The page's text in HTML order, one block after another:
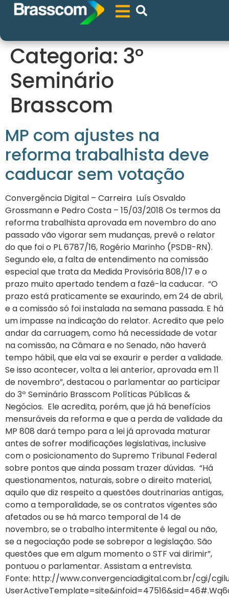
Categoria: 3º
Seminário
Brasscom
MP com ajustes na
reforma trabalhista deve
caducar sem votação
Convergência Digital – Carreira Luís Osvaldo
Grossmann e Pedro Costa – 15/03/2018 Os termos da
reforma trabalhista aprovada em novembro do ano
passado vão vigorar sem mudanças, prevê o relator
do que foi o PL 6787/16, Rogério Marinho (PSDB-RN).
Segundo ele, a falta de entendimento na comissão
especial que trata da Medida Provisória 808/17 e o
prazo muito apertado tendem a fazê-la caducar. “O
prazo está praticamente se exaurindo, em 24 de abril,
e a comissão só foi instalada na semana passada. E há
um impasse na indicação do relator. Acredito que pelo
andar da carruagem, como há necessidade de votar
na comissão, na Câmara e no Senado, não haverá
tempo hábil, que ela vai se exaurir e perder a validade.
Se isso acontecer, volta a lei anterior, aprovada em 11
de novembro”, destacou o parlamentar ao participar
do 3º Seminário Brasscom Políticas Públicas &
Negócios. Ele acredita, porém, que já há benefícios
mensuráveis da reforma e que a perda de validade da
MP 808 dará tempo para a lei já aprovada maturar
antes de sofrer modificações legislativas, inclusive
com o posicionamento do Supremo Tribunal Federal
sobre pontos que ainda possam trazer dúvidas. “Há
questionamentos, naturais, sobre o direito material,
aquilo que diz respeito a questões doutrinarias antigas,
como a temporalidade, se os contratos vigentes são
afetados ou se há marco temporal de 14 de
novembro, se o trabalho intermitente é legal ou não,
se a negociação pode se sobrepor a legislação. São
questões que em algum momento o STF vai dirimir”,
pontuou o parlamentar. Assistam a entrevista.
Fonte: http://www.convergenciadigital.com.br/cgi/